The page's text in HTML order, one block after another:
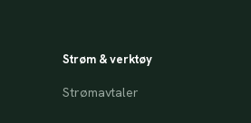
Strøm & verktøy
Strømavtaler